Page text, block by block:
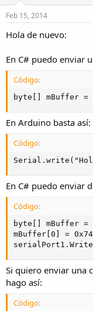
Feb 15, 2014
Hola de nuevo:
En C# puedo enviar
Código:
byte[] mBuffer =
En Arduino basta así:
Código:
En C# puedo enviar
Código:
byte[] mBuffer
mBuffer[0] =
Si quiero enviar una
hago así:
Código: